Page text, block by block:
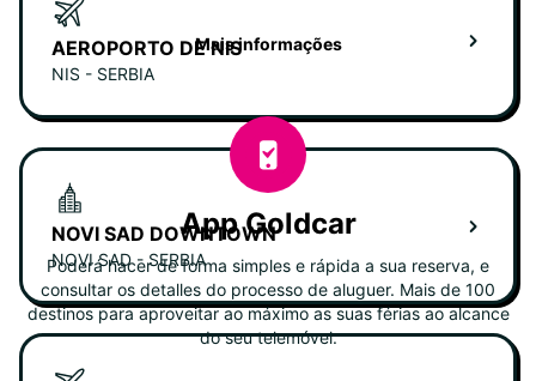
AEROPORTO DE NIS
NIS - SERBIA
NOVI SAD DOWNTOWN
NOVI SAD - SERBIA
Mais informações
App Goldcar
Poderá hacer de forma simples e rápida a sua reserva, e
consultar os detalles do processo de aluguer. Mais de 100
destinos para aproveitar ao máximo as suas férias ao alcance
do seu telemóvel.